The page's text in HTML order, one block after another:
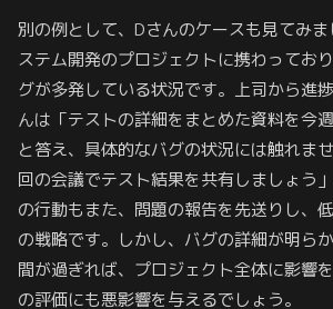
別の例として、Dさんのケースも見てみ
ステム開発のプロジェクトに携わってお
グが多発している状況です。上司から進
んは「テストの詳細をまとめた資料を今
と答え、具体的なバグの状況には触れま
回の会議でテスト結果を共有しましょう
の行動もまた、問題の報告を先送りし、
の戦略です。しかし、バグの詳細が明ら
間が過ぎれば、プロジェクト全体に影響
の評価にも悪影響を与えるでしょう。